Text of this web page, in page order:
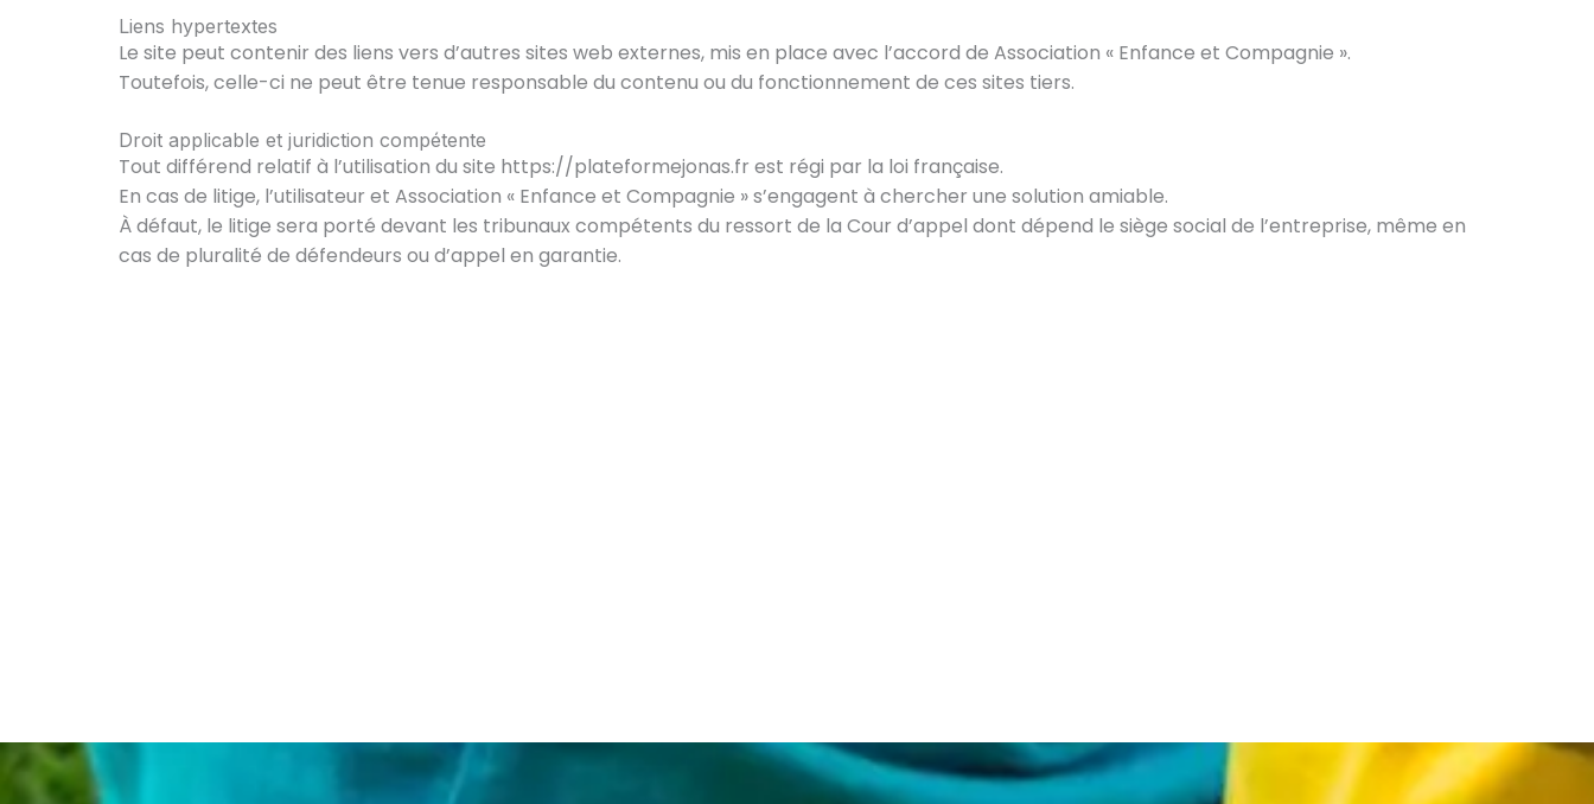
Liens hypertextes
Le site peut contenir des liens vers d’autres sites web externes, mis en place avec l’accord de Association « Enfance et Compagnie ».
Toutefois, celle-ci ne peut être tenue responsable du contenu ou du fonctionnement de ces sites tiers.
Droit applicable et juridiction compétente
Tout différend relatif à l’utilisation du site https://plateformejonas.fr est régi par la loi française.
En cas de litige, l’utilisateur et Association « Enfance et Compagnie » s’engagent à chercher une solution amiable.
À défaut, le litige sera porté devant les tribunaux compétents du ressort de la Cour d’appel dont dépend le siège social de l’entreprise, même en
cas de pluralité de défendeurs ou d’appel en garantie.
Devenez Référent en Prévention des Maltraitances
Formez-vous pour exercer un rôle clé dans la prévention des
maltraitances au sein de toute structure accueillant des mineurs :
écoles, centres de loisirs, collectivités, structures médico-sociales,
associations.